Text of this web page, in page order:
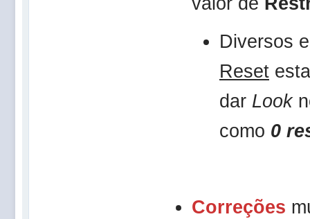
Diversos
Reset
dar Look
como 0
Correções